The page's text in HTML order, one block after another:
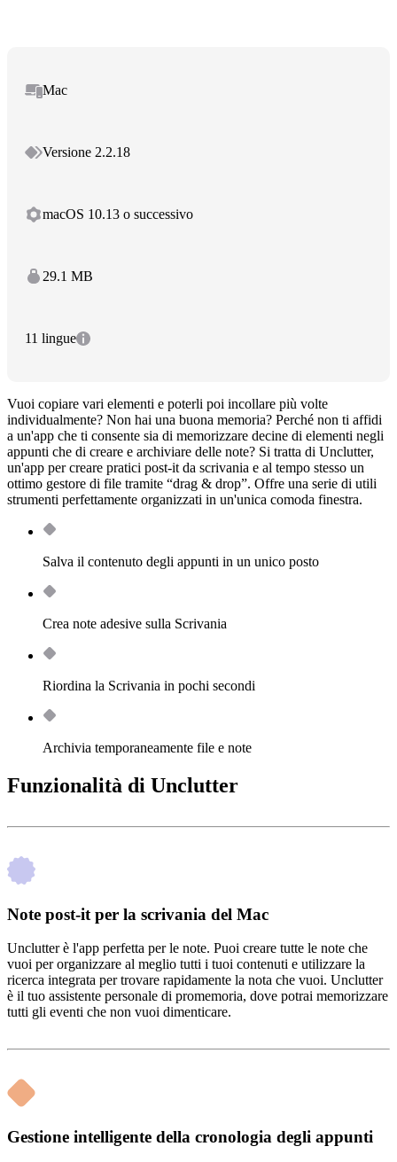
Mac
Versione 2.2.18
macOS 10.13 o successivo
29.1 MB
11 lingue
Vuoi copiare vari elementi e poterli poi incollare più volte
individualmente? Non hai una buona memoria? Perché non ti affidi
a un'app che ti consente sia di memorizzare decine di elementi negli
appunti che di creare e archiviare delle note? Si tratta di Unclutter,
un'app per creare pratici post-it da scrivania e al tempo stesso un
ottimo gestore di file tramite “drag & drop”. Offre una serie di utili
strumenti perfettamente organizzati in un'unica comoda finestra.
Salva il contenuto degli appunti in un unico posto
Crea note adesive sulla Scrivania
Riordina la Scrivania in pochi secondi
Archivia temporaneamente file e note
Funzionalità di Unclutter
Note post-it per la scrivania del Mac
Unclutter è l'app perfetta per le note. Puoi creare tutte le note che
vuoi per organizzare al meglio tutti i tuoi contenuti e utilizzare la
ricerca integrata per trovare rapidamente la nota che vuoi. Unclutter
è il tuo assistente personale di promemoria, dove potrai memorizzare
tutti gli eventi che non vuoi dimenticare.
Gestione intelligente della cronologia degli appunti